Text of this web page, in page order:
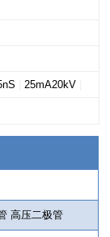
|25mA20kV
高压二极管